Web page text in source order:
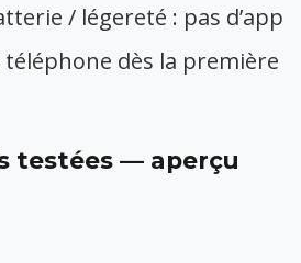
/ légereté : pas d’app
dès la première
testées — aperçu